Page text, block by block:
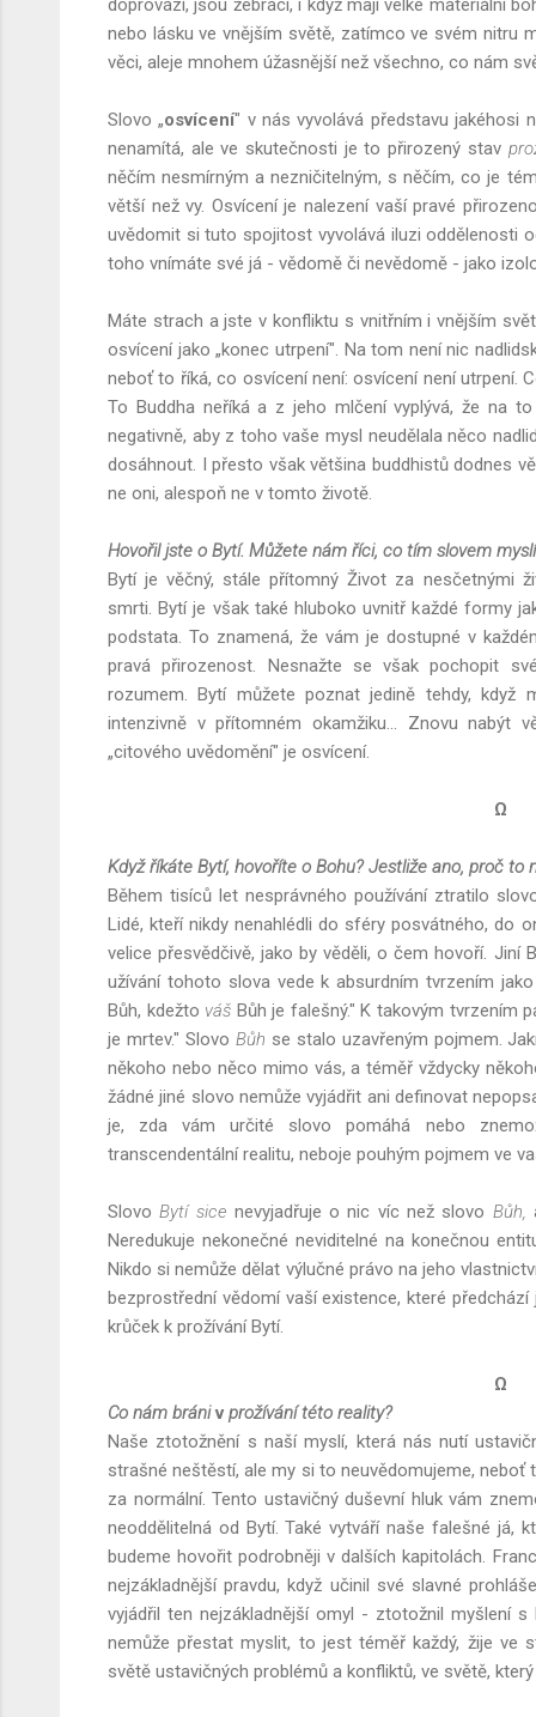
nebo lásku ve vnějším světě, zatímco ve svém nitru
věci, aleje mnohem úžasnější než všechno, co nám
Slovo „osvícení" v nás vyvolává představu jakéhosi
nenamítá, ale ve skutečnosti je to přirozený stav
něčím nesmírným a nezničitelným, s něčím, co je
větší než vy. Osvícení je nalezení vaší pravé
uvědomit si tuto spojitost vyvolává iluzi oddělenosti
toho vnímáte své já - vědomě či nevědomě - jako
Máte strach a jste v konfliktu s vnitřním i vnějším
osvícení jako „konec utrpení". Na tom není nic
neboť to říká, co osvícení není: osvícení není utrpení.
To Buddha neříká a z jeho mlčení vyplývá, že na
negativně, aby z toho vaše mysl neudělala něco
dosáhnout. I přesto však většina buddhistů dodnes
ne oni, alespoň ne v tomto životě.
Hovořil jste o Bytí. Můžete nám říci, co tím slovem
Bytí je věčný, stále přítomný Život za nesčetnými
smrti. Bytí je však také hluboko uvnitř každé formy
podstata. To znamená, že vám je dostupné v
pravá přirozenost. Nesnažte se však pochopit
rozumem. Bytí můžete poznat jedině tehdy,
intenzivně v přítomném okamžiku... Znovu
„citového uvědomění" je osvícení.
Ω
Když říkáte Bytí, hovoříte o Bohu? Jestliže ano, proč to
Během tisíců let nesprávného používání ztratilo
Lidé, kteří nikdy nenahlédli do sféry posvátného, do
velice přesvědčivě, jako by věděli, o čem hovoří. Jiní
užívání tohoto slova vede k absurdním tvrzením
Bůh, kdežto váš Bůh je falešný." K takovým tvrzením
je mrtev." Slovo Bůh se stalo uzavřeným pojmem.
někoho nebo něco mimo vás, a téměř vždycky
žádné jiné slovo nemůže vyjádřit ani definovat
je, zda vám určité slovo pomáhá nebo
transcendentální realitu, neboje pouhým pojmem ve
SlovoBytí sice nevyjadřuje o nic víc než slovo Bůh,
Neredukuje nekonečné neviditelné na konečnou
Nikdo si nemůže dělat výlučné právo na jeho
bezprostřední vědomí vaší existence, které
krůček k prožívání Bytí.
Ω
Co nám brániv prožívání této reality?
Naše ztotožnění s naší myslí, která nás nutí
strašné neštěstí, ale my si to neuvědomujeme,
za normální. Tento ustavičný duševní hluk vám
neoddělitelná od Bytí. Také vytváří naše falešné já,
budeme hovořit podrobněji v dalších kapitolách.
nejzákladnější pravdu, když učinil své slavné
vyjádřil ten nejzákladnější omyl - ztotožnil myšlení
nemůže přestat myslit, to jest téměř každý, žije ve
světě ustavičných problémů a konfliktů, ve světě,